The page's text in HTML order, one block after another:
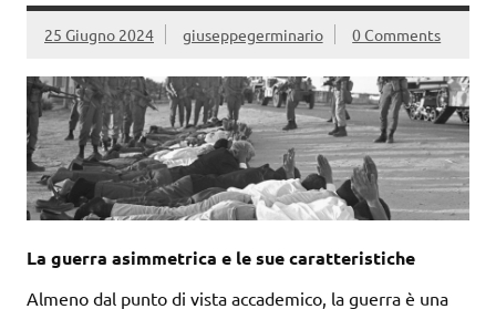
25 Giugno 2024 giuseppegerminario 0 Comments
La guerra asimmetrica e le sue caratteristiche
Almeno dal punto di vista accademico, la guerra è una